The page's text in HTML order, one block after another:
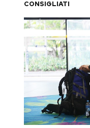
CONSIGLIATI